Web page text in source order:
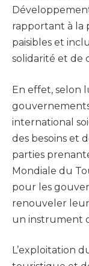
rapportant à la
paisibles et
solidarité et de
En effet, selon
international
des besoins et
parties
Mondiale du
pour les
renouveler
un instrument
L’exploitation